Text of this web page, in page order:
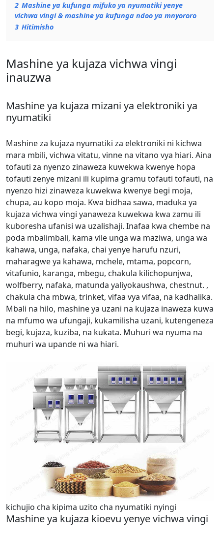
2 Mashine ya kufunga mifuko ya nyumatiki yenye
vichwa vingi & mashine ya kufunga ndoo ya mnyororo
3 Hitimisho
Mashine ya kujaza vichwa vingi
inauzwa
Mashine ya kujaza mizani ya elektroniki ya
nyumatiki
Mashine za kujaza nyumatiki za elektroniki ni kichwa
mara mbili, vichwa vitatu, vinne na vitano vya hiari. Aina
tofauti za nyenzo zinaweza kuwekwa kwenye hopa
tofauti zenye mizani ili kupima gramu tofauti tofauti, na
nyenzo hizi zinaweza kuwekwa kwenye begi moja,
chupa, au kopo moja. Kwa bidhaa sawa, maduka ya
kujaza vichwa vingi yanaweza kuwekwa kwa zamu ili
kuboresha ufanisi wa uzalishaji. Inafaa kwa chembe na
poda mbalimbali, kama vile unga wa maziwa, unga wa
kahawa, unga, nafaka, chai yenye harufu nzuri,
maharagwe ya kahawa, mchele, mtama, popcorn,
vitafunio, karanga, mbegu, chakula kilichopunjwa,
wolfberry, nafaka, matunda yaliyokaushwa, chestnut. ,
chakula cha mbwa, trinket, vifaa vya vifaa, na kadhalika.
Mbali na hilo, mashine ya uzani na kujaza inaweza kuwa
na mfumo wa ufungaji, kukamilisha uzani, kutengeneza
begi, kujaza, kuziba, na kukata. Muhuri wa nyuma na
muhuri wa upande ni wa hiari.
kichujio cha kipima uzito cha nyumatiki nyingi
Mashine ya kujaza kioevu yenye vichwa vingi